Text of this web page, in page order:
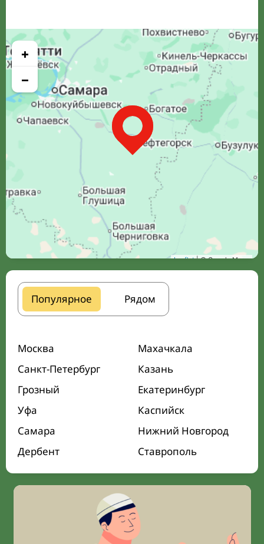
+
−
Leaflet| © Google Maps
Популярное Рядом
Москва
Махачкала
Санкт-Петербург
Казань
Грозный
Екатеринбург
Уфа
Каспийск
Самара
Нижний Новгород
Дербент
Ставрополь